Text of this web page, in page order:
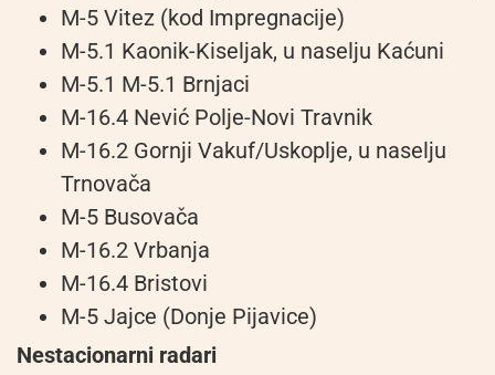
M-5 Vitez (kod Impregnacije)
M-5.1 Kaonik-Kiseljak, u naselju Kaćuni
M-5.1 M-5.1 Brnjaci
M-16.4 Nević Polje-Novi Travnik
M-16.2 Gornji Vakuf/Uskoplje, u naselju
Trnovača
M-5 Busovača
M-16.2 Vrbanja
M-16.4 Bristovi
M-5 Jajce (Donje Pijavice)
Nestacionarni radari